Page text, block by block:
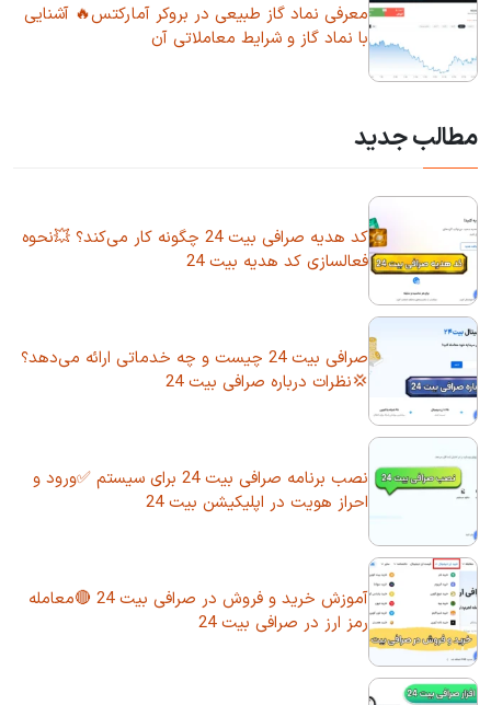
معرفی نماد گاز طبیعی در بروکر آمارکتس🔥 آشنایی
با نماد گاز و شرایط معاملاتی آن
مطالب جدید
کد هدیه صرافی بیت 24 چگونه کار می‌کند؟ 💥نحوه
فعالسازی کد هدیه بیت 24
صرافی بیت 24 چیست و چه خدماتی ارائه می‌دهد؟
💢نظرات درباره صرافی بیت 24
نصب برنامه صرافی بیت 24 برای سیستم ✅ورود و
احراز هویت در اپلیکیشن بیت 24
آموزش خرید و فروش در صرافی بیت 24 🔴معامله
رمز ارز در صرافی بیت 24